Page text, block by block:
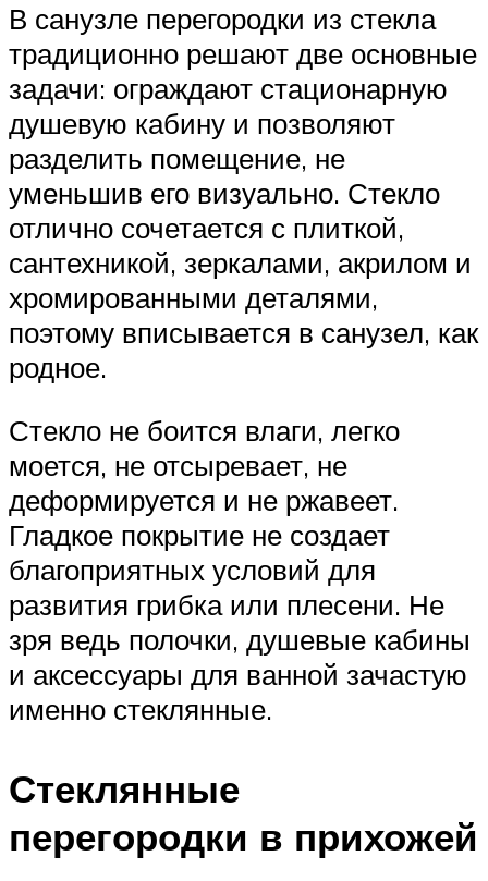
В санузле перегородки из стекла
традиционно решают две основные
задачи: ограждают стационарную
душевую кабину и позволяют
разделить помещение, не
уменьшив его визуально. Стекло
отлично сочетается с плиткой,
сантехникой, зеркалами, акрилом и
хромированными деталями,
поэтому вписывается в санузел, как
родное.
Стекло не боится влаги, легко
моется, не отсыревает, не
деформируется и не ржавеет.
Гладкое покрытие не создает
благоприятных условий для
развития грибка или плесени. Не
зря ведь полочки, душевые кабины
и аксессуары для ванной зачастую
именно стеклянные.
Стеклянные
перегородки в прихожей